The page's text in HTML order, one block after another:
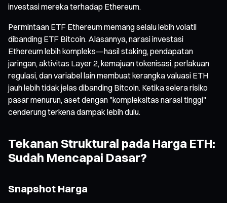
investasi mereka terhadap Ethereum.
Permintaan ETF Ethereum memang selalu lebih volatil
dibanding ETF Bitcoin. Alasannya, narasi investasi
Ethereum lebih kompleks—hasil staking, pendapatan
jaringan, aktivitas Layer 2, kemajuan tokenisasi, perlakuan
regulasi, dan variabel lain membuat kerangka valuasi ETH
jauh lebih tidak jelas dibanding Bitcoin. Ketika selera risiko
pasar menurun, aset dengan "kompleksitas narasi tinggi"
cenderung terkena dampak lebih dulu.
Tekanan Struktural pada Harga ETH:
Sudah Mencapai Dasar?
Snapshot Harga